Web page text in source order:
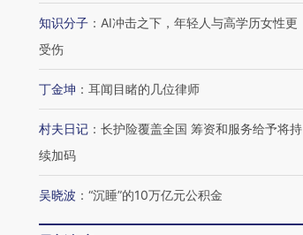
知识分子 ： AI冲击之下，年轻人与高学历女性更
受伤
丁金坤 ： 耳闻目睹的几位律师
村夫日记 ： 长护险覆盖全国 筹资和服务给予将持
续加码
吴晓波 ： “沉睡”的10万亿元公积金